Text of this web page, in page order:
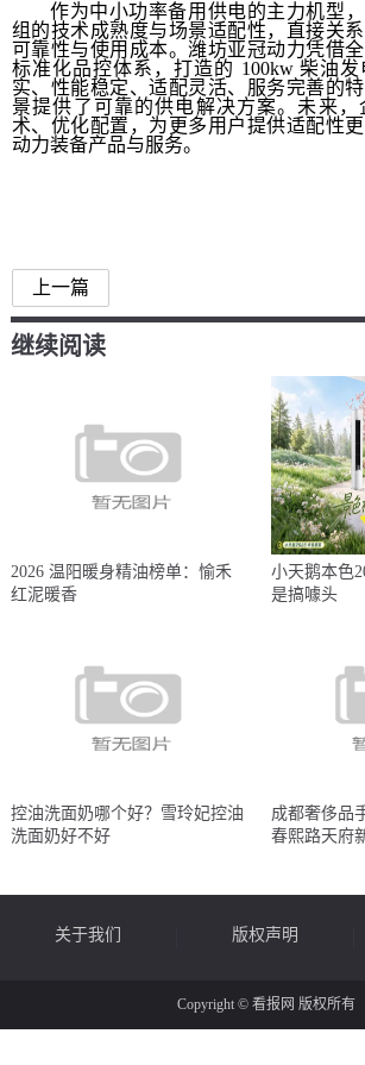
作为中小功率备用供电的主力机型
组的技术成熟度与场景适配性，直接关
可靠性与使用成本。潍坊亚冠动力凭借
标准化品控体系，打造的 100kw 柴油
实、性能稳定、适配灵活、服务完善的
景提供了可靠的供电解决方案。未来，
术、优化配置，为更多用户提供适配性
动力装备产品与服务。
上一篇
继续阅读
2026 温阳暖身精油榜单：愉禾
红泥暖香
小天鹅本色
是搞噱头
控油洗面奶哪个好？雪玲妃控油
洗面奶好不好
成都奢侈品
春熙路天府
关于我们 版权声明
Copyright © 看报网 版权所有